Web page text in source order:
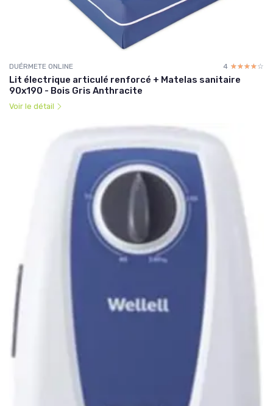
DUÉRMETE ONLINE 4 ☆☆☆☆☆
★★★★★
Lit électrique articulé renforcé + Matelas sanitaire
90x190 - Bois Gris Anthracite
Voir le détail